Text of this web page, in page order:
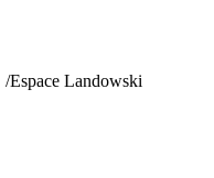
Landowski